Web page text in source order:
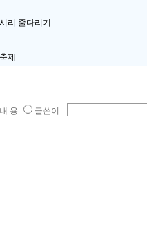
리 줄다리기
제
내 용 글쓴이